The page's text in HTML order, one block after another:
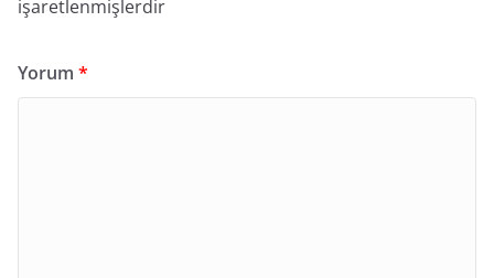
işaretlenmişlerdir
Yorum *